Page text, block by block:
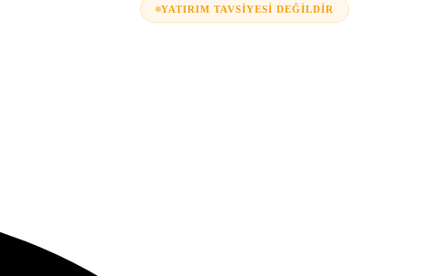
YATIRIM TAVSIYESI DEĞILDIR